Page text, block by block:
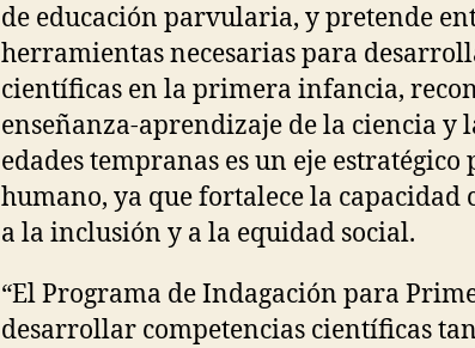
de educación parvularia, y pretende
herramientas necesarias para
científicas en la primera infancia,
enseñanza-aprendizaje de la ciencia y
edades tempranas es un eje
humano, ya que fortalece la
a la inclusión y a la equidad social.
“El Programa de Indagación para
desarrollar competencias científicas